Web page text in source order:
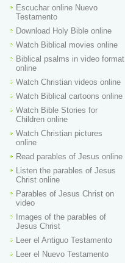
Escuchar online Nuevo
Testamento
Download Holy Bible online
Watch Biblical movies online
Biblical psalms in video format
online
Watch Christian videos online
Watch Biblical cartoons online
Watch Bible Stories for
Children online
Watch Christian pictures
online
Read parables of Jesus online
Listen the parables of Jesus
Christ online
Parables of Jesus Christ on
video
Images of the parables of
Jesus Christ
Leer el Antiguo Testamento
Leer el Nuevo Testamento